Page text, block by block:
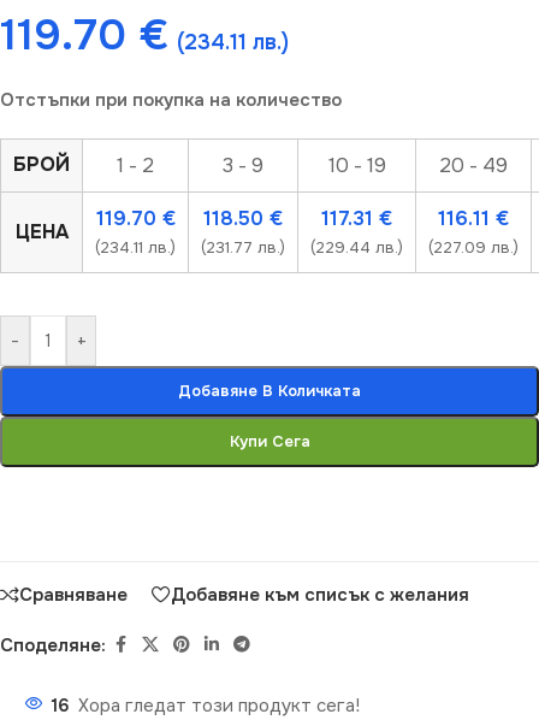
119.70 € (234.11 лв.)
Отстъпки при покупка на количество
БРОЙ 1 - 2 3 - 9 10 - 19 20 - 49
ЦЕНА
119.70 €
(234.11 лв.)
118.50 €
(231.77 лв.)
117.31 €
(229.44 лв.)
116.11 €
(227.09 лв.)
- +
Добавяне В Количката
Купи Сега
Сравняване Добавяне към списък с желания
Споделяне:
16 Хора гледат този продукт сега!